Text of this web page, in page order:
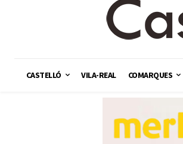
CASTELLÓ VILA-REAL COMARQUES